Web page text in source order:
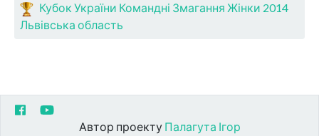
Кубок України Командні Змагання Жінки 2014
Львівська область
Автор проекту Палагута Ігор